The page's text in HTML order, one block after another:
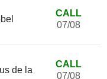
CALL
07/08
de la
CALL
07/08